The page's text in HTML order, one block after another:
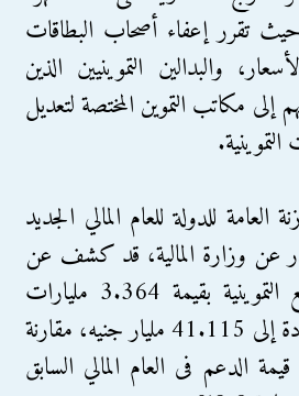
تقرر إعفاء أصحاب البطاقات
والبدالين التموينيين الذين
إلى مكاتب التموين المختصة لتعديل
التموينية.
العامة للدولة للعام المالي الجديد
الصادر عن وزارة المالية، قد كشف عن
رفع قيمة الدعم للسلع التموينية بقيمة 3.364 مليارات
جنيه، ليصل بتلك الزيادة إلى 41.115 مليار جنيه، مقارنة
جنيه قيمة الدعم فى العام المالي السابق